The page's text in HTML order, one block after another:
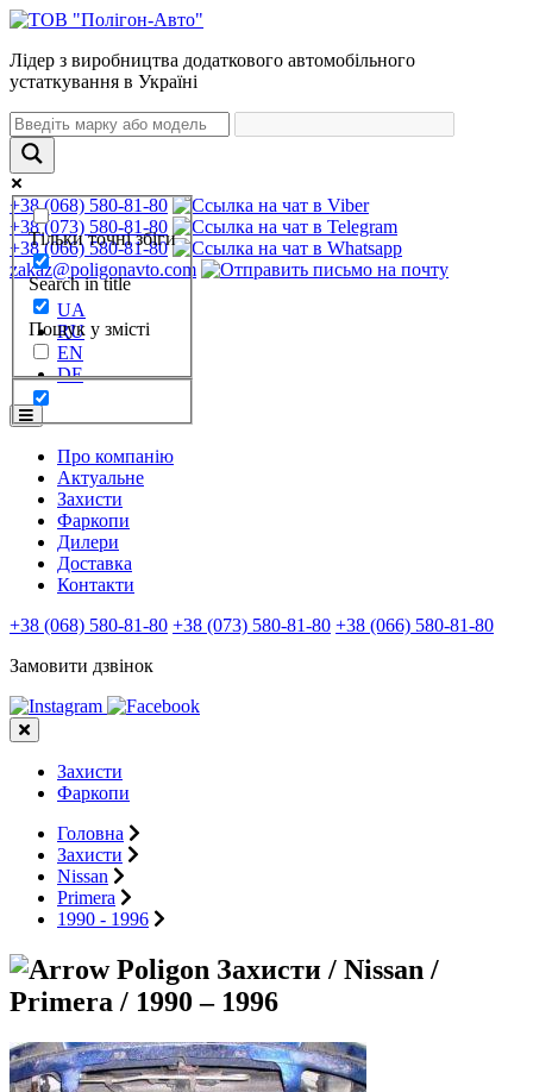
Лідер з виробництва додаткового автомобільного
устаткування в Україні
Тільки точні збіги
Search in title
Пошук у змісті
+38 (068) 580-81-80
+38 (073) 580-81-80
+38 (066) 580-81-80
zakaz@poligonavto.com
UA
RU
EN
DE
Про компанію
Актуальне
Захисти
Фаркопи
Дилери
Доставка
Контакти
+38 (068) 580-81-80 +38 (073) 580-81-80 +38 (066) 580-81-80
Замовити дзвінок
Захисти
Фаркопи
Головна
Захисти
Nissan
Primera
1990 - 1996
Захисти / Nissan /
Primera / 1990 – 1996